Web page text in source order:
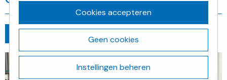
Cookies accepteren
Geen cookies
Instellingen beheren